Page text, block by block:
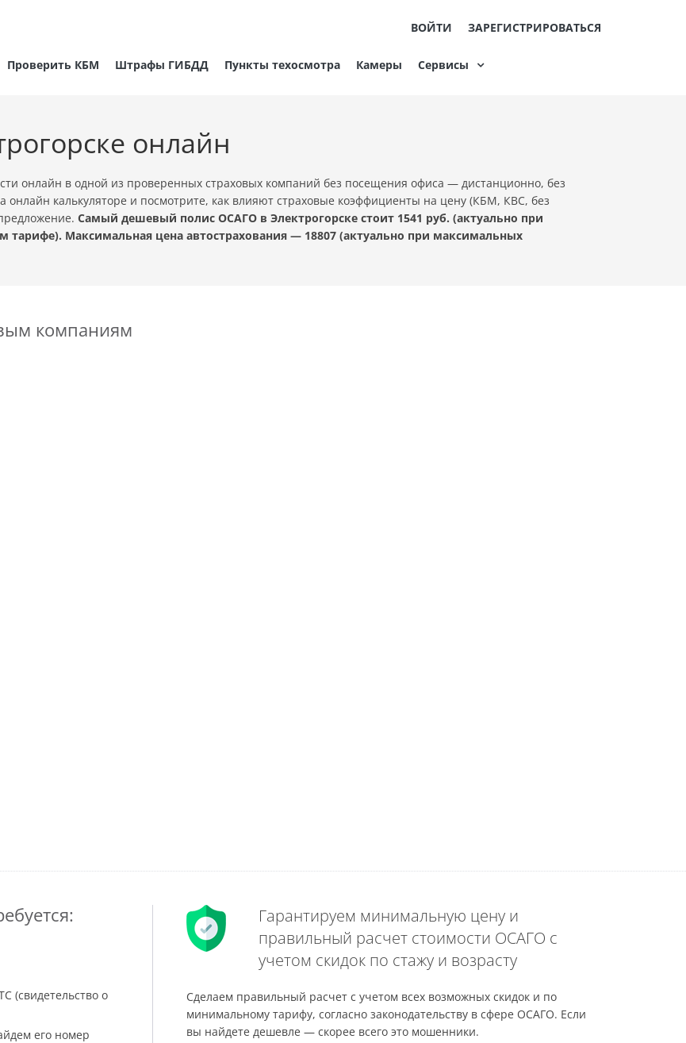
ВОЙТИ ЗАРЕГИСТРИРОВАТЬСЯ
Проверить КБМ Штрафы ГИБДД Пункты техосмотра Камеры Сервисы
онлайн
онлайн в одной из проверенных страховых компаний без посещения офиса — дистанционно, без
онлайн калькуляторе и посмотрите, как влияют страховые коэффициенты на цену (КБМ, КВС, без
Самый дешевый полис ОСАГО в Электрогорске стоит 1541 руб. (актуально при
Максимальная цена автострахования — 18807 (актуально при максимальных
компаниям
(свидетельство о
его номер
Гарантируем минимальную цену и
правильный расчет стоимости ОСАГО с
учетом скидок по стажу и возрасту
Сделаем правильный расчет с учетом всех возможных скидок и по
минимальному тарифу, согласно законодательству в сфере ОСАГО. Если
вы найдете дешевле — скорее всего это мошенники.